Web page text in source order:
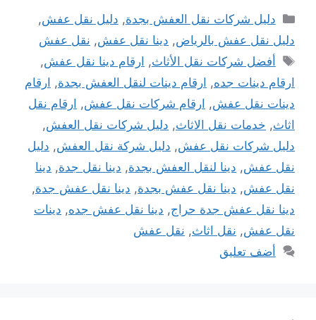
التصنيفات
دليل شركات نقل العفش بجدة, دليل نقل عفش,
دليل نقل عفش بالرياض, دينا نقل عفش, نقل عفش
الوسوم
أفضل شركات نقل الأثاث, ارقام دينا نقل عفش,
ارقام دينات جده, ارقام دينات لنقل العفش بجدة, ارقام
دينات نقل عفش, ارقام شركات نقل عفش, ارقام نقل
اثاث, خدمات نقل الاثاث, دليل شركات نقل العفش,
دليل شركات نقل عفش, دليل شركة نقل العفش, دليل
نقل عفش, دينا لنقل العفش بجدة, دينا نقل جدة, دينا
نقل عفش, دينا نقل عفش بجدة, دينا نقل عفش جدة,
دينا نقل عفش جدة حراج, دينا نقل عفش جده, دينات
نقل عفش, نقل اثاث, نقل عفش
أضف تعليق